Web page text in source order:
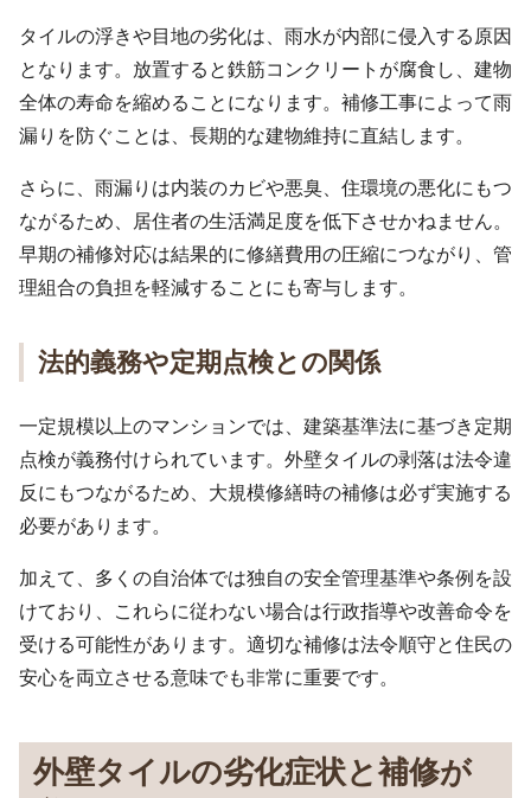
タイルの浮きや目地の劣化は、雨水が内部に侵入する原因
となります。放置すると鉄筋コンクリートが腐食し、建物
全体の寿命を縮めることになります。補修工事によって雨
漏りを防ぐことは、長期的な建物維持に直結します。
さらに、雨漏りは内装のカビや悪臭、住環境の悪化にもつ
ながるため、居住者の生活満足度を低下させかねません。
早期の補修対応は結果的に修繕費用の圧縮につながり、管
理組合の負担を軽減することにも寄与します。
法的義務や定期点検との関係
一定規模以上のマンションでは、建築基準法に基づき定期
点検が義務付けられています。外壁タイルの剥落は法令違
反にもつながるため、大規模修繕時の補修は必ず実施する
必要があります。
加えて、多くの自治体では独自の安全管理基準や条例を設
けており、これらに従わない場合は行政指導や改善命令を
受ける可能性があります。適切な補修は法令順守と住民の
安心を両立させる意味でも非常に重要です。
外壁タイルの劣化症状と補修が